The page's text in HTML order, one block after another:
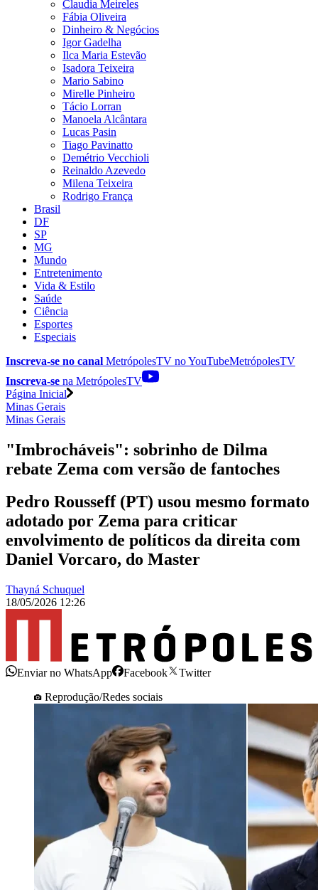
Claudia Meireles
Fábia Oliveira
Dinheiro & Negócios
Igor Gadelha
Ilca Maria Estevão
Isadora Teixeira
Mario Sabino
Mirelle Pinheiro
Tácio Lorran
Manoela Alcântara
Lucas Pasin
Tiago Pavinatto
Demétrio Vecchioli
Reinaldo Azevedo
Milena Teixeira
Rodrigo França
Brasil
DF
SP
MG
Mundo
Entretenimento
Vida & Estilo
Saúde
Ciência
Esportes
Especiais
Inscreva-se no canal MetrópolesTV noYouTubeMetrópolesTV
Inscreva-se na MetrópolesTV
Página Inicial
Minas Gerais
Minas Gerais
"Imbrocháveis": sobrinho de Dilma
rebate Zema com versão de fantoches
Pedro Rousseff (PT) usou mesmo formato
adotado por Zema para criticar
envolvimento de políticos da direita com
Daniel Vorcaro, do Master
Thayná Schuquel
18/05/2026 12:26
Enviar no WhatsApp Facebook
Twitter
Reprodução/Redes sociais